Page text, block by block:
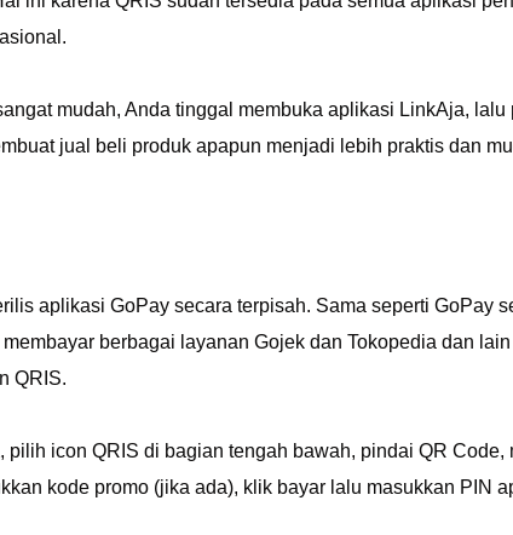
mudah, Anda tinggal membuka aplikasi LinkAja, lalu
jual beli produk apapun menjadi lebih praktis dan
aplikasi GoPay secara terpisah. Sama seperti GoPay
berbagai layanan Gojek dan Tokopedia dan
QRIS.
icon QRIS di bagian tengah bawah, pindai QR Code,
kode promo (jika ada), klik bayar lalu masukkan PIN